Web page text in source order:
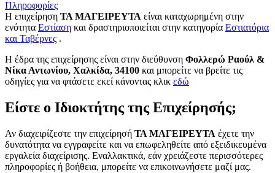
Πληροφορίες
Η επιχείρηση ΤΑ ΜΑΓΕΙΡΕΥΤΑ είναι καταχωρημένη στην
ενότητα Εστίαση και δραστηριοποιείται στην κατηγορία Εστιατόρια
και Ταβέρνες .
H έδρα της επιχείρησης είναι στην διεύθυνση Φολλερώ Ραούλ &
Νίκα Αντωνίου, Χαλκίδα, 34100 και μπορείτε να βρείτε τις
οδηγίες για να φτάσετε εκεί κάνοντας κλικ εδώ
Είστε ο Ιδιοκτήτης της Επιχείρησής;
Αν διαχειρίζεστε την επιχείρησή ΤΑ ΜΑΓΕΙΡΕΥΤΑ έχετε την
δυνατότητα να εγγραφείτε και να επωφεληθείτε από εξειδικευμένα
εργαλεία διαχείρισης. Εναλλακτικά, εάν χρειάζεστε περισσότερες
πληροφορίες ή βοήθεια, μπορείτε να επικοινωνήσετε μαζί μας.